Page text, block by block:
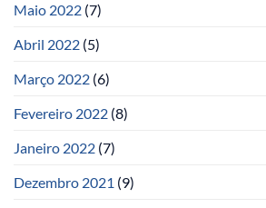
Maio 2022 (7)
Abril 2022 (5)
Março 2022 (6)
Fevereiro 2022 (8)
Janeiro 2022 (7)
Dezembro 2021 (9)